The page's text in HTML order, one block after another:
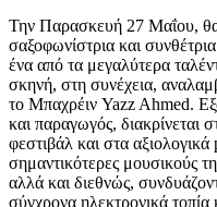
Την Παρασκευή 27 Μαΐου,
σαξοφωνίστρια και
ένα από τα μεγαλύτερα
σκηνή, στη συνέχεια,
το Μπαχρέιν Yazz Ahmed.
και παραγωγός, διακρίνεται
φεστιβάλ και στα
σημαντικότερες μουσικούς
αλλά και διεθνώς,
σύγχρονα ηλεκτρονικά τοπία